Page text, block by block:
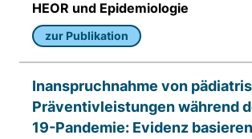
HEOR und Epidemiologie
zur Publikation
Inanspruchnahme von
Präventivleistungen während
19-Pandemie: Evidenz